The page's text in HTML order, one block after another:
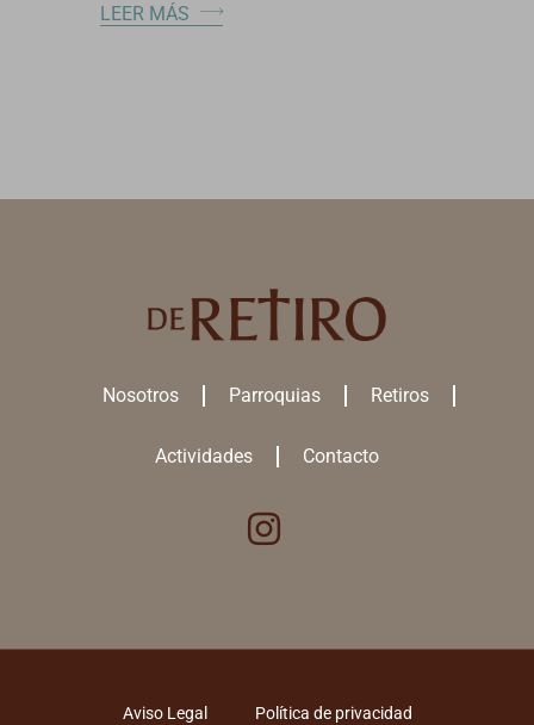
LEER MÁS
Nosotros Parroquias Retiros
Actividades Contacto
Aviso Legal Política de privacidad